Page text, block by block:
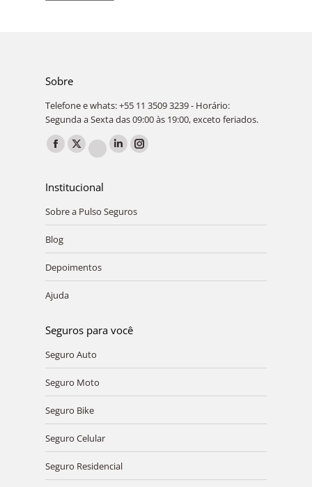
Sobre
Telefone e whats: +55 11 3509 3239 - Horário:
Segunda a Sexta das 09:00 às 19:00, exceto feriados.
Encontre-nos em:
Facebook
opens
in
new
window
X
opens
in
new
YouTube
opens
in
Linkedin
in
new
Instagram
new
Institucional
Sobre a Pulso Seguros
Blog
Depoimentos
Ajuda
Seguros para você
Seguro Auto
Seguro Moto
Seguro Bike
Seguro Celular
Seguro Residencial